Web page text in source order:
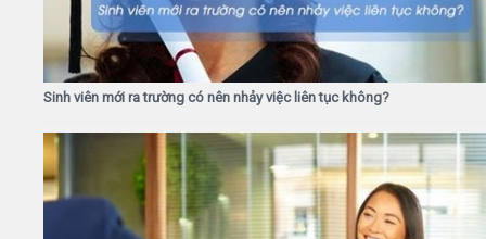
Sinh viên mới ra trường có nên nhảy việc liên tục không?